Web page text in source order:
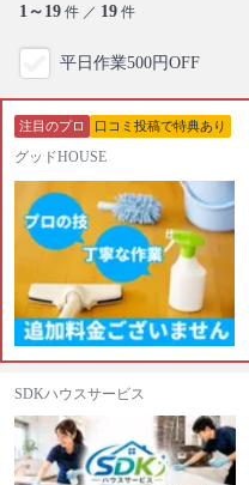
1～19 件 ／ 19 件
平日作業500円OFF
注目のプロ 口コミ投稿で特典あり
グッドHOUSE
SDKハウスサービス